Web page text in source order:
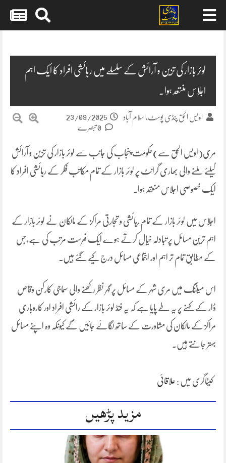
لوئر بازار کی تزین و آرائش کے سلسلے میں رہائشی افراد کا ایک اہم
اجلاس منتعد ہوا۔
اویس الحق پنڈی پوسٹ،اسلام آباد
23/09/2025
مری(اویس الحق سے)حکومت پنجاب کی جانب سے لوئر بازار کی تزین و آرائش
کیلئے ملنے والی بھاری گرانٹ پر لوئر بازار کے تمام مکاتب فکر کے رہائشی افراد کا
ایک خصوصی اجلاس منعقد ہوا۔
اجلاس میں لوئر بازار کے تمام رہائشی و تجارتی مراکز کے مالکان نے لوئر بازار کے
اہم ترین مسائل پر تبادلہ خیال کرتے ہوے ایک فہرست مرتب کی ہے،جس
کے مطابق تمام تر اہم اور اجتماعی مسائل درج کیے گئے ہیں۔
اس میٹنگ میں مری شہر کے مسائل پر گہر نظر رکھنے والی سماجی کارکن وقاص
ڈار کے کہنے پر یہ طے پایا ہے کہ یہ فنڈ لوئر بازار کے رائشی افراد اور کاروباری
مراکز کے مالکان کی مشاورت کے ساتھ لگائے جائیں گے کیونکہ وہ اپنے مسائل
بہتر جانتے ہیں۔
کیٹاگری میں : علاقائی
مزید پڑھیں